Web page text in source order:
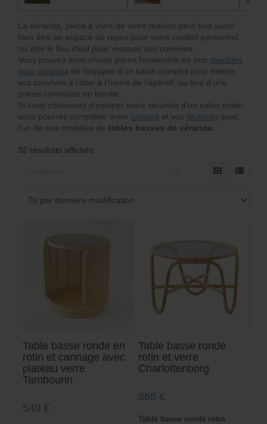
La véranda, pièce à vivre de votre maison peut tout aussi
bien être un espace de repos pour votre confort personnel
ou être le lieu idéal pour recevoir vos convives.
Vous pouvez ainsi choisir parmi l’ensemble de nos meubles
pour véranda de l’équiper d’un salon complet pour mettre
vos convives à l’aise à l’heure de l’apéritif, ou lors d’une
soirée conviviale en famille.
Si vous choisissez d’équiper votre véranda d’un salon entier
vous pourrez compléter votre canapé et vos fauteuils avec
l’un de nos modèles de tables basses de véranda
32 résultats affichés
Table basse ronde en
rotin et cannage avec
plateau verre
Tambourin
540 €
Table basse ronde
rotin et verre
Charlottenborg
865 €
Table basse ronde rotin